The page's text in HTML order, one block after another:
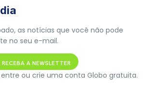
as notícias que você não pode
no seu e-mail.
A NEWSLETTER
entre ou crie uma conta Globo gratuita.